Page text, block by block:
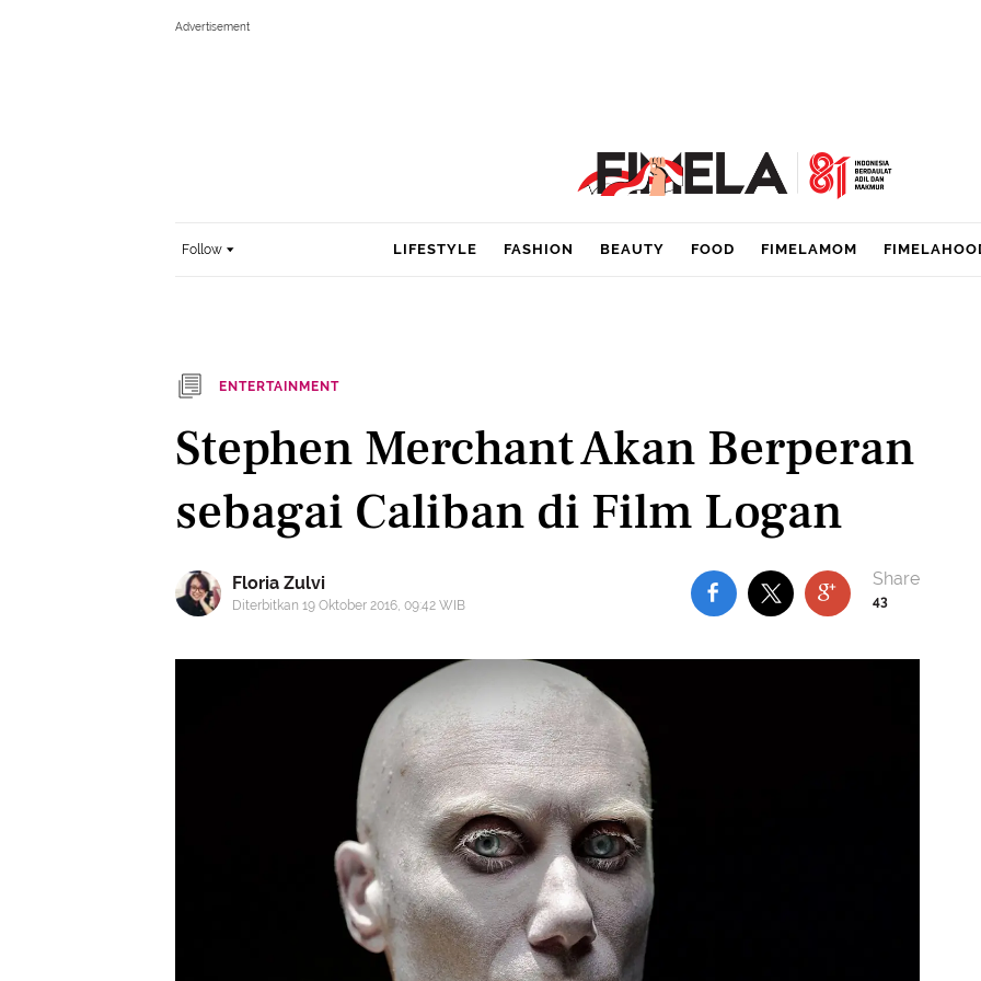
Follow LIFESTYLE FASHION BEAUTY FOOD FIMELAMOM
ENTERTAINMENT
Stephen Merchant Akan Berperan
sebagai Caliban di Film Logan
Floria Zulvi
Diterbitkan 19 Oktober 2016, 09:42 WIB 43